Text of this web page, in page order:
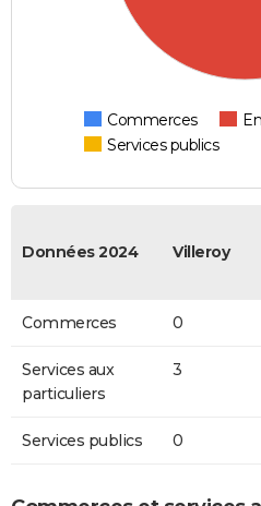
Commerces
Services publics
Données 2024 Villeroy
Commerces 0
Services aux
particuliers
3
Services publics 0